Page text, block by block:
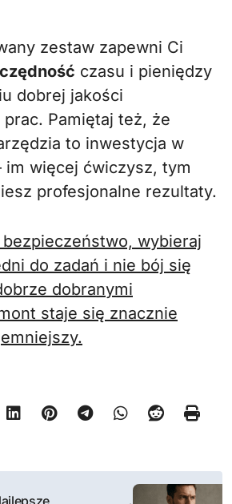
zestaw zapewni Ci
czasu i pieniędzy
dobrej jakości
Pamiętaj też, że
to inwestycja w
więcej ćwiczysz, tym
profesjonalne rezultaty.
do zadań i nie bój się
dobranymi
staje się znacznie